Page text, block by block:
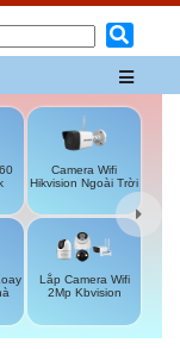
Camera Wifi
Hikvision Ngoài Trời
Lắp Camera Wifi
2Mp Kbvision